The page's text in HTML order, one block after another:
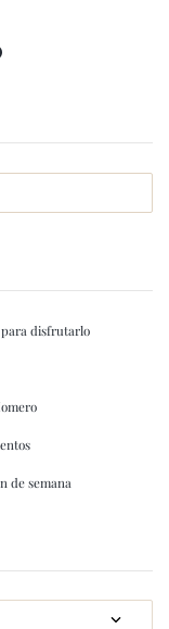
para disfrutarlo
de semana